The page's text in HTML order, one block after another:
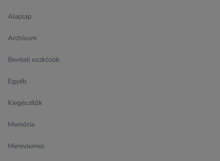
Alaplap
Archívum
Beviteli eszközök
Egyéb
Kiegészítők
Memória
Merevlemez